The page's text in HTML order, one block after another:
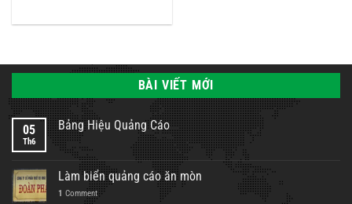
BÀI VIẾT MỚI
05
Th6
Bảng Hiệu Quảng Cáo
Làm biển quảng cáo ăn mòn
1 Comment